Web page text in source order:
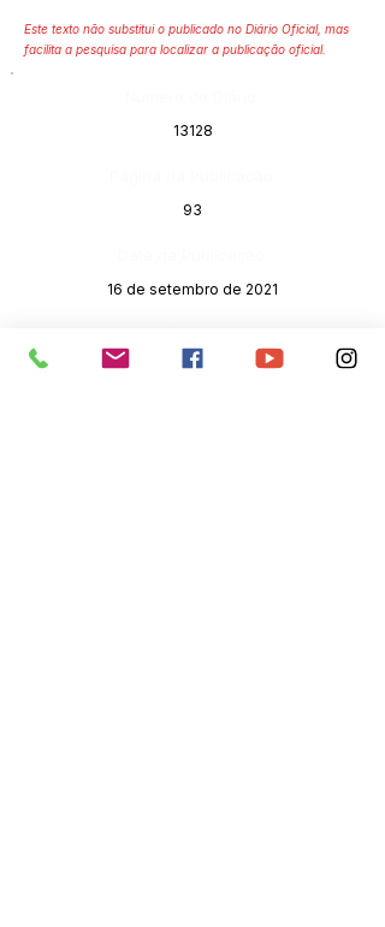
Este texto não substitui o publicado no Diário Oficial, mas
facilita a pesquisa para localizar a publicação oficial.
13128
93
16 de setembro de 2021
Sec. Administração